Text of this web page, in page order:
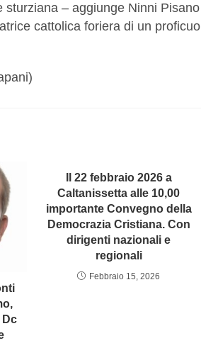
sturziana – aggiunge Ninni Pisano
cattolica foriera di un proficuo
Dc
Il 22 febbraio 2026 a
Caltanissetta alle 10,00
importante Convegno della
Democrazia Cristiana. Con
dirigenti nazionali e
regionali
Febbraio 15, 2026